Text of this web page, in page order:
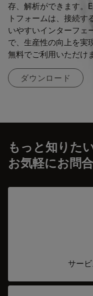
存、解析ができます。
トフォームは、接続す
いやすいインターフェ
で、生産性の向上を実
無料でご利用いただけ
ダウンロード
もっと知りた
お気軽にお問
サー